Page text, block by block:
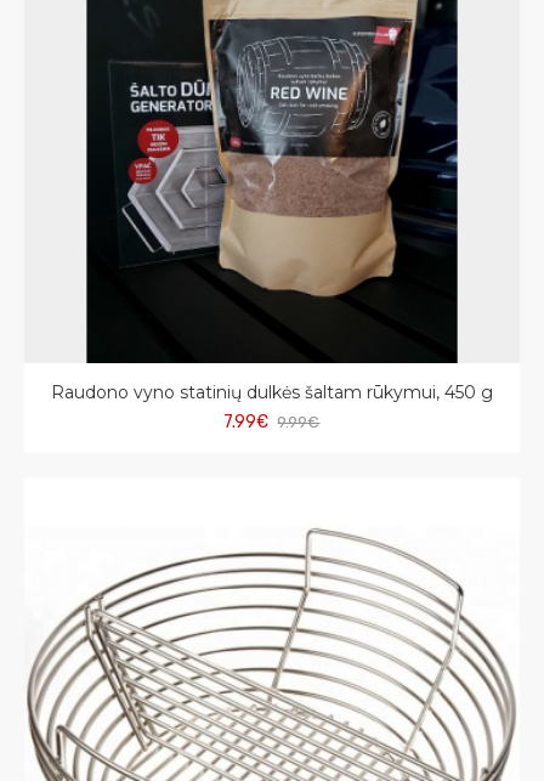
Raudono vyno statinių dulkės šaltam rūkymui, 450 g
7.99€ 9.99€